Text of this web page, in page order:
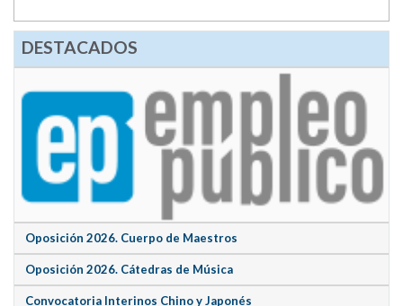
DESTACADOS
Oposición 2026. Cuerpo de Maestros
Oposición 2026. Cátedras de Música
Convocatoria Interinos Chino y Japonés